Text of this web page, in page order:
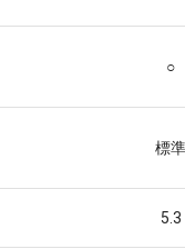
○
標準
5.3